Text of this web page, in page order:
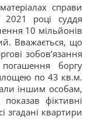
справи
2021 році суддя
10 мільйонів
Вважається, що
зобовʼязання
боргу
по 43 кв.м.
іншим особам,
фіктивні
згадані квартири